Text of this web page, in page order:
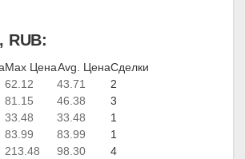
RUB:
Max ЦенаAvg. ЦенаСделки
62.12 43.71
2
81.15 46.38
3
33.48 33.48
1
83.99 83.99
1
213.48 98.30
4